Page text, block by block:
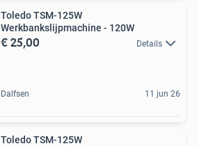
Toledo TSM-125W
Werkbankslijpmachine - 120W
€ 25,00 Details
Dalfsen 11 jun 26
Toledo TSM-125W